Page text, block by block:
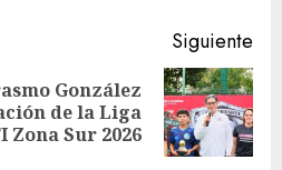
Siguiente
González
de la Liga
Zona Sur 2026